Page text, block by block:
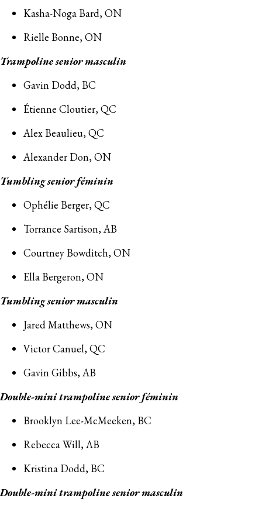
Kasha-Noga Bard, ON
Rielle Bonne, ON
Trampoline senior masculin
Gavin Dodd, BC
Étienne Cloutier, QC
Alex Beaulieu, QC
Alexander Don, ON
Tumbling senior féminin
Ophélie Berger, QC
Torrance Sartison, AB
Courtney Bowditch, ON
Ella Bergeron, ON
Tumbling senior masculin
Jared Matthews, ON
Victor Canuel, QC
Gavin Gibbs, AB
Double-mini trampoline senior féminin
Brooklyn Lee-McMeeken, BC
Rebecca Will, AB
Kristina Dodd, BC
Double-mini trampoline senior masculin